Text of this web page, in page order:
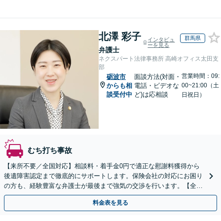
北澤 彩子
弁護士
インタビュ
ーを見る
群馬県
ネクスパート法律事務所 高崎オフィス太田支
部
砺波市
からも相
談受付中
面談方法(対面・
電話・ビデオな
ど)は応相談
営業時間：09:
00~21:00（土
日祝日）
むち打ち事故
【来所不要／全国対応】相談料・着手金0円で適正な慰謝料獲得から
後遺障害認定まで徹底的にサポートします。保険会社の対応にお困り
の方も、経験豊富な弁護士が最後まで強気の交渉を行います。【全国
13拠点】お気軽にご相談ください。
料金表を見る